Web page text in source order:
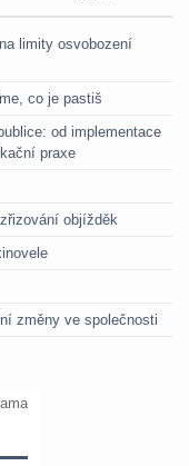
limity osvobození
co je pastiš
od implementace
praxe
objížděk
změny ve společnosti